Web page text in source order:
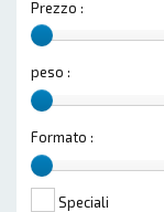
Prezzo :
peso :
Formato :
Speciali